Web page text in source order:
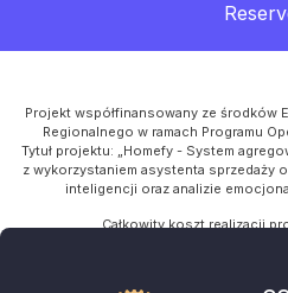
Projekt współfinansowany ze środków
Regionalnego w ramach Programu
Tytuł projektu: „Homefy - System
z wykorzystaniem asystenta sprzedaży
inteligencji oraz analizie
Całkowity koszt realizacji